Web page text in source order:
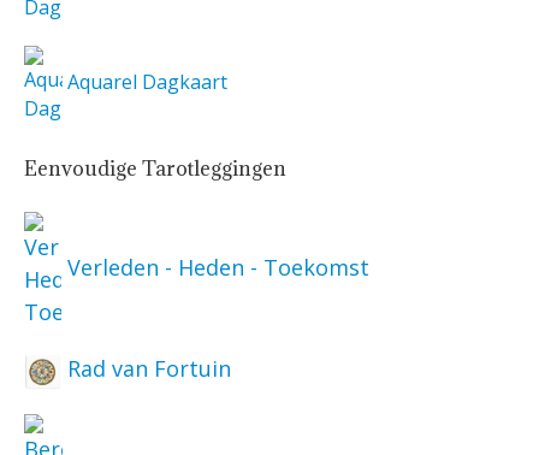
Aquarel Dagkaart
Eenvoudige Tarotleggingen
Verleden - Heden - Toekomst
Rad van Fortuin